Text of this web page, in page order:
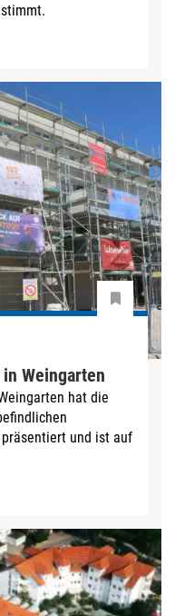
Weingarten
hat die
und ist auf